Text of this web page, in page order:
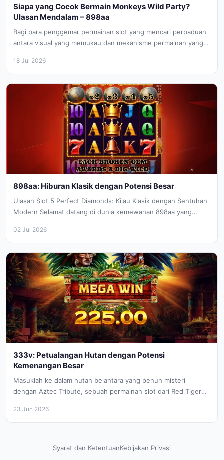
Siapa yang Cocok Bermain Monkeys Wild Party?
Ulasan Mendalam – 898aa
Bagi para penggemar permainan slot yang mencari perpaduan
antara visual yang memukau dan mekanisme permainan yang
18 Jul 2026
898aa: Hiburan Klasik dengan Potensi Besar
Ulasan Slot 5 Perfect Diamonds: Kilau Klasik dengan Sentuhan
Modern Selamat datang di dunia kemewahan 898aa yang
02 Jul 2026
333v: Petualangan Hutan dengan Potensi
Kemenangan Besar
Masuklah ke dalam hutan belantara yang penuh misteri
dengan Aztec Tribute, sebuah permainan slot dari Red Tiger
23 Jun 2026
Syarat dan KetentuanKebijakan Privasi